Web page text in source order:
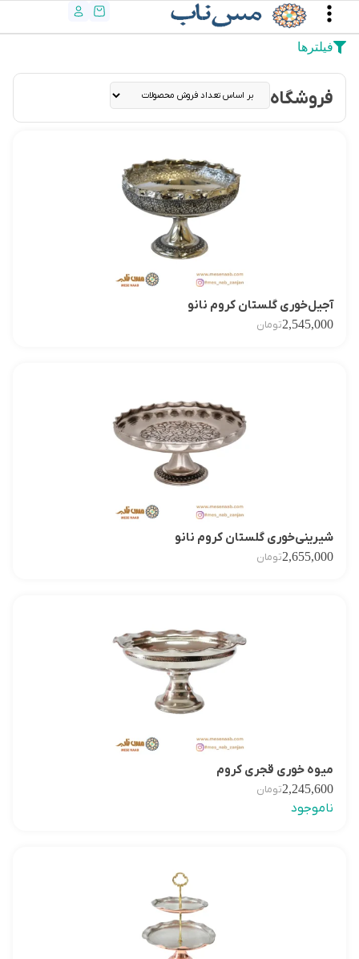
فیلترها
فروشگاه
آجیل‌خوری گلستان کروم نانو
2,545,000تومان
شیرینی‌خوری گلستان کروم نانو
2,655,000تومان
میوه خوری قجری کروم
2,245,600تومان
ناموجود